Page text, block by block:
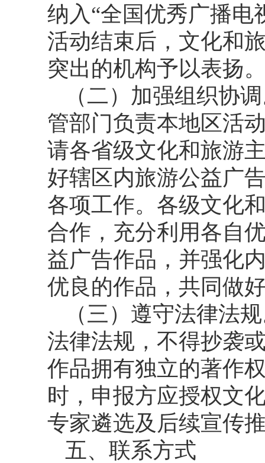
纳入“全国优秀广播电
活动结束后，文化和
突出的机构予以表扬
（二）加强组织协
管部门负责本地区活
请各省级文化和旅游
好辖区内旅游公益广
各项工作。各级文化
合作，充分利用各自
益广告作品，并强化
优良的作品，共同做
（三）遵守法律法
法律法规，不得抄袭
作品拥有独立的著作
时，申报方应授权文
专家遴选及后续宣传
五、联系方式